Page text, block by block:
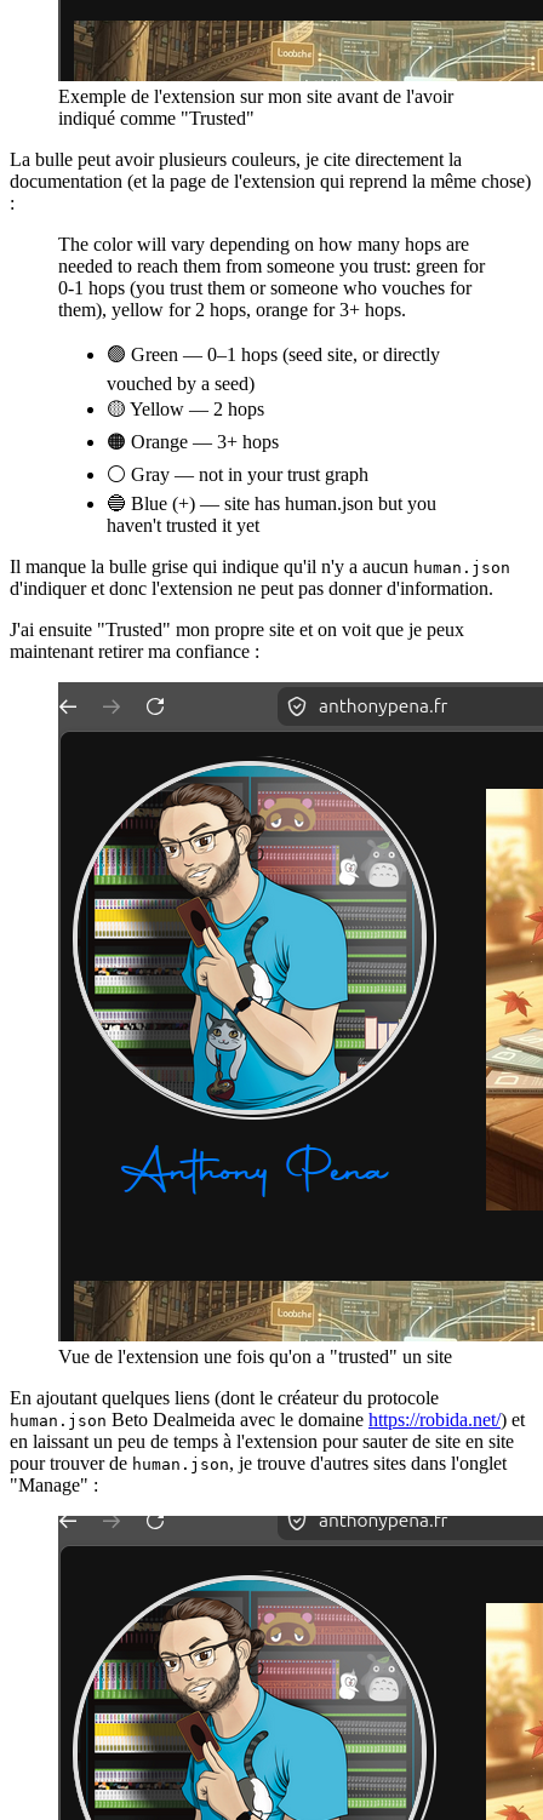
Exemple de l'extension sur mon site avant de l'avoir
indiqué comme "Trusted"
La bulle peut avoir plusieurs couleurs, je cite directement la
documentation (et la page de l'extension qui reprend la même chose)
:
The color will vary depending on how many hops are
needed to reach them from someone you trust: green for
0-1 hops (you trust them or someone who vouches for
them), yellow for 2 hops, orange for 3+ hops.
🟢 Green — 0–1 hops (seed site, or directly
vouched by a seed)
🟡 Yellow — 2 hops
🟠 Orange — 3+ hops
⚪ Gray — not in your trust graph
🔵 Blue (+) — site has human.json but you
haven't trusted it yet
Il manque la bulle grise qui indique qu'il n'y a aucun human.json
d'indiquer et donc l'extension ne peut pas donner d'information.
J'ai ensuite "Trusted" mon propre site et on voit que je peux
maintenant retirer ma confiance :
Vue de l'extension une fois qu'on a "trusted" un site
En ajoutant quelques liens (dont le créateur du protocole
human.json Beto Dealmeida avec le domaine https://robida.net/) et
en laissant un peu de temps à l'extension pour sauter de site en site
pour trouver de human.json, je trouve d'autres sites dans l'onglet
"Manage" :